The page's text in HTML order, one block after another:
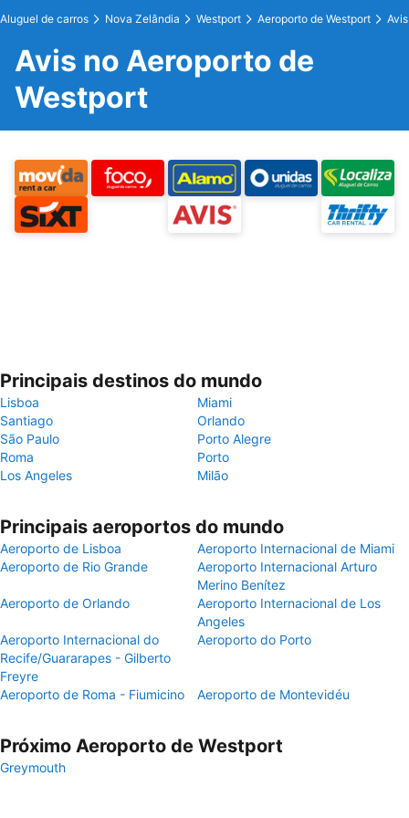
Aluguel de carros Nova Zelândia Westport Aeroporto de Westport Avis
Avis no Aeroporto de
Westport
Principais destinos do mundo
Lisboa
Miami
Santiago
Orlando
São Paulo
Porto Alegre
Roma
Porto
Los Angeles
Milão
Principais aeroportos do mundo
Aeroporto de Lisboa
Aeroporto Internacional de Miami
Aeroporto de Rio Grande
Aeroporto Internacional Arturo
Merino Benítez
Aeroporto de Orlando
Aeroporto Internacional de Los
Angeles
Aeroporto Internacional do
Recife/Guararapes - Gilberto
Freyre
Aeroporto do Porto
Aeroporto de Roma - Fiumicino Aeroporto de Montevidéu
Próximo Aeroporto de Westport
Greymouth